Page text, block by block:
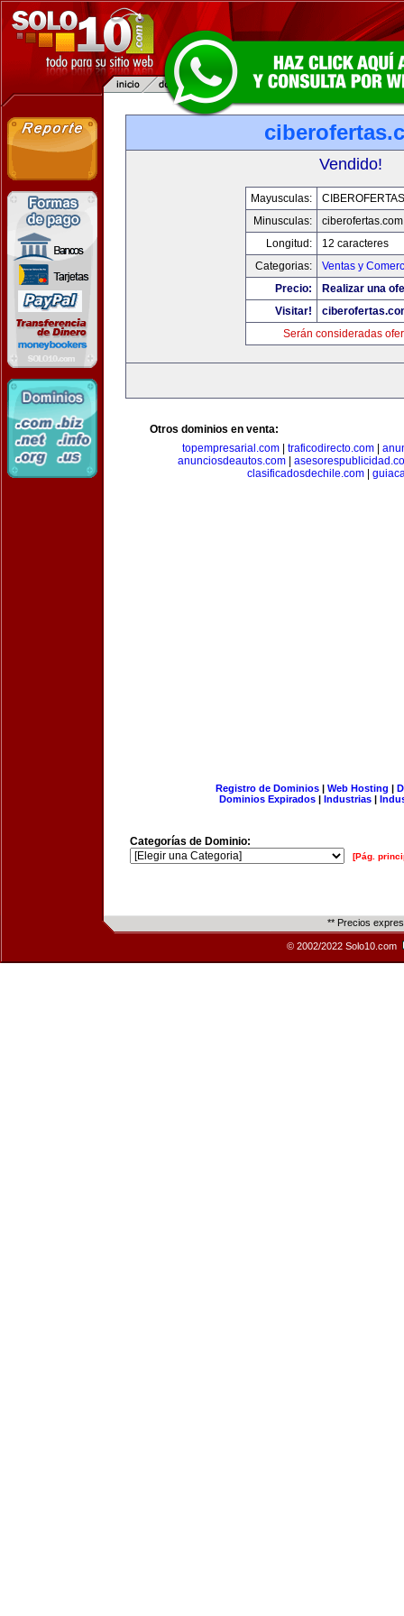
Vendido!
Mayusculas:
Minusculas:
ciberofertas.com
Longitud:
12 caracteres
Categorias:
Ventas y
Precio:
Realizar una
Visitar!
Serán consideradas
Otros dominios en venta:
topempresarial.com
traficodirecto.com
anunciosdeautos.com|
clasificadosdechile.com|
Registro de Dominios| Web Hosting |
Dominios Expirados | Industrias |
Categorías de Dominio:
[Pág.
** Precios
© 2002/2022 Solo10.com